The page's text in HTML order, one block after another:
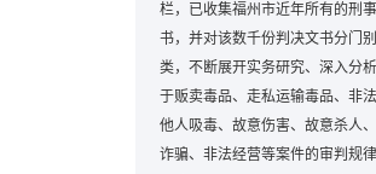
栏，已收集福州市近年所有的刑
书，并对该数千份判决文书分门
类，不断展开实务研究、深入分
于贩卖毒品、走私运输毒品、非
他人吸毒、故意伤害、故意杀人
诈骗、非法经营等案件的审判规